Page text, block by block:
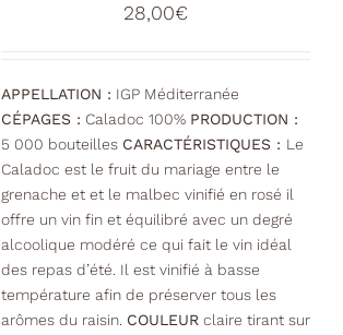
28,00€
APPELLATION : IGP Méditerranée
CÉPAGES : Caladoc 100% PRODUCTION :
5 000 bouteilles CARACTÉRISTIQUES : Le
Caladoc est le fruit du mariage entre le
grenache et et le malbec vinifié en rosé il
offre un vin fin et équilibré avec un degré
alcoolique modéré ce qui fait le vin idéal
des repas d’été. Il est vinifié à basse
température afin de préserver tous les
arômes du raisin. COULEUR claire tirant sur